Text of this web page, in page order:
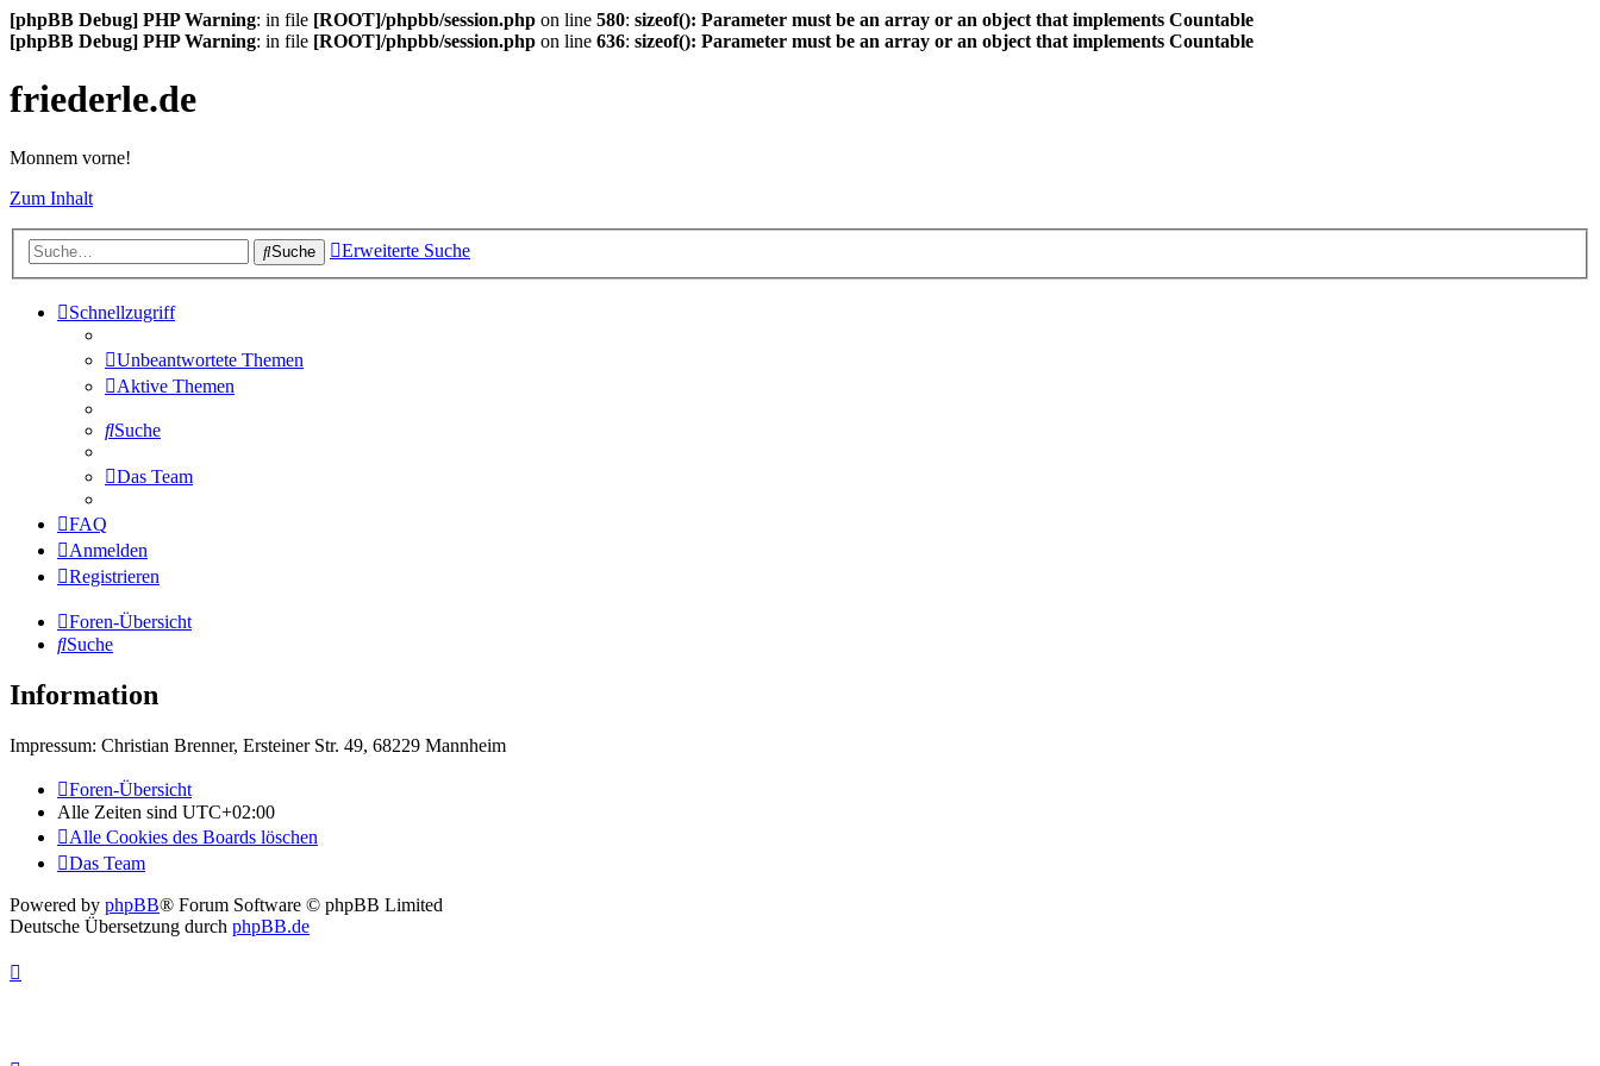
[phpBB Debug] PHP Warning: in file [ROOT]/phpbb/session.php on line 580: sizeof(): Parameter must be an array or an object that implements Countable
[phpBB Debug] PHP Warning: in file [ROOT]/phpbb/session.php on line 636: sizeof(): Parameter must be an array or an object that implements Countable
friederle.de
Monnem vorne!
Zum Inhalt
Suche Erweiterte Suche
Schnellzugriff
Unbeantwortete Themen
Aktive Themen
Suche
Das Team
FAQ
Anmelden
Registrieren
Foren-Übersicht
Suche
Information
Impressum: Christian Brenner, Ersteiner Str. 49, 68229 Mannheim
Foren-Übersicht
Alle Zeiten sind UTC+02:00
Alle Cookies des Boards löschen
Das Team
Powered by phpBB® Forum Software © phpBB Limited
Deutsche Übersetzung durch phpBB.de